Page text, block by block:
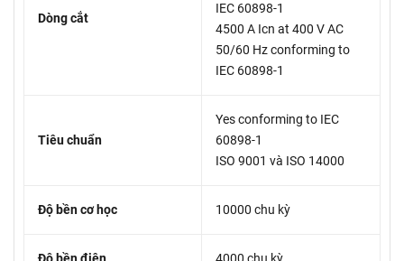
Dòng cắt
IEC 60898-1
4500 A Icn at 400 V AC
50/60 Hz conforming to
IEC 60898-1
Tiêu chuẩn
Yes conforming to IEC
60898-1
ISO 9001 và ISO 14000
Độ bền cơ học 10000 chu kỳ